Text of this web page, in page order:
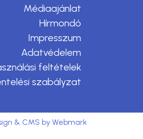
Médiaajánlat
Hírmondó
Impresszum
Adatvédelem
feltételek
szabályzat
& CMS by Webmark